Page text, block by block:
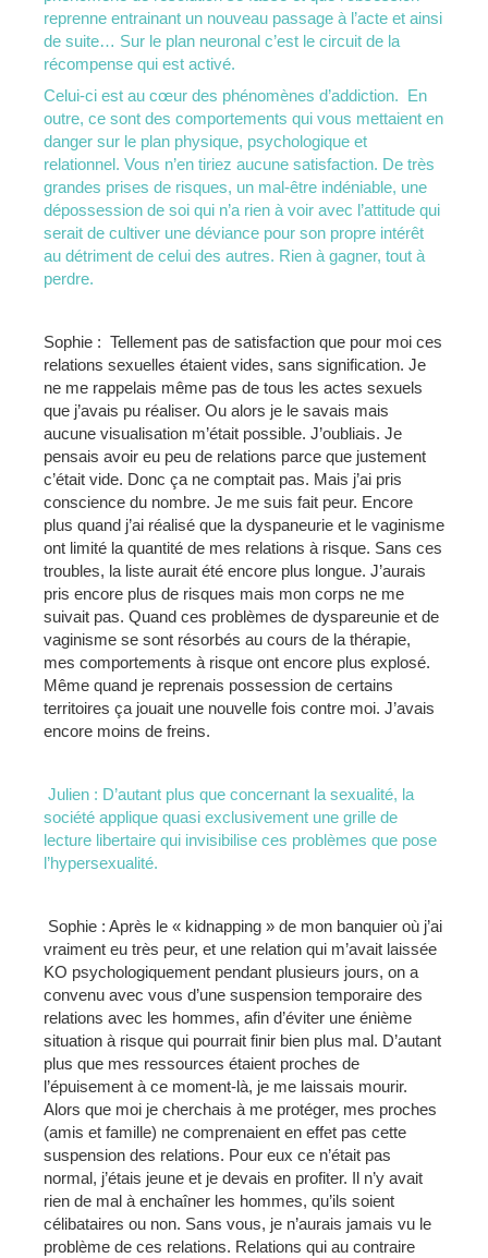
reprenne entrainant un nouveau passage à l’acte et ainsi
de suite… Sur le plan neuronal c’est le circuit de la
récompense qui est activé.
Celui-ci est au cœur des phénomènes d’addiction. En
outre, ce sont des comportements qui vous mettaient en
danger sur le plan physique, psychologique et
relationnel. Vous n’en tiriez aucune satisfaction. De très
grandes prises de risques, un mal-être indéniable, une
dépossession de soi qui n’a rien à voir avec l’attitude qui
serait de cultiver une déviance pour son propre intérêt
au détriment de celui des autres. Rien à gagner, tout à
perdre.
Sophie : Tellement pas de satisfaction que pour moi ces
relations sexuelles étaient vides, sans signification. Je
ne me rappelais même pas de tous les actes sexuels
que j’avais pu réaliser. Ou alors je le savais mais
aucune visualisation m’était possible. J’oubliais. Je
pensais avoir eu peu de relations parce que justement
c’était vide. Donc ça ne comptait pas. Mais j’ai pris
conscience du nombre. Je me suis fait peur. Encore
plus quand j’ai réalisé que la dyspaneurie et le vaginisme
ont limité la quantité de mes relations à risque. Sans ces
troubles, la liste aurait été encore plus longue. J’aurais
pris encore plus de risques mais mon corps ne me
suivait pas. Quand ces problèmes de dyspareunie et de
vaginisme se sont résorbés au cours de la thérapie,
mes comportements à risque ont encore plus explosé.
Même quand je reprenais possession de certains
territoires ça jouait une nouvelle fois contre moi. J’avais
encore moins de freins.
Julien : D’autant plus que concernant la sexualité, la
société applique quasi exclusivement une grille de
lecture libertaire qui invisibilise ces problèmes que pose
l’hypersexualité.
Sophie : Après le « kidnapping » de mon banquier où j’ai
vraiment eu très peur, et une relation qui m’avait laissée
KO psychologiquement pendant plusieurs jours, on a
convenu avec vous d’une suspension temporaire des
relations avec les hommes, afin d’éviter une énième
situation à risque qui pourrait finir bien plus mal. D’autant
plus que mes ressources étaient proches de
l’épuisement à ce moment-là, je me laissais mourir.
Alors que moi je cherchais à me protéger, mes proches
(amis et famille) ne comprenaient en effet pas cette
suspension des relations. Pour eux ce n’était pas
normal, j’étais jeune et je devais en profiter. Il n’y avait
rien de mal à enchaîner les hommes, qu’ils soient
célibataires ou non. Sans vous, je n’aurais jamais vu le
problème de ces relations. Relations qui au contraire